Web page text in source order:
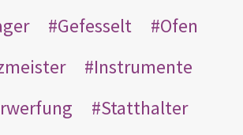
Gefesselt
Ofen
Instrumente
Statthalter